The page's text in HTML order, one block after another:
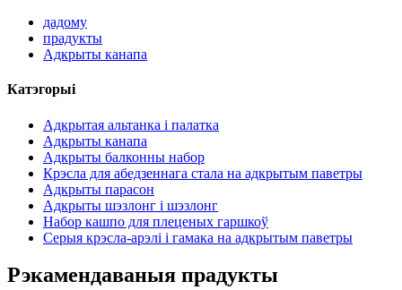
дадому
прадукты
Адкрыты канапа
Катэгорыі
Адкрытая альтанка і палатка
Адкрыты канапа
Адкрыты балконны набор
Крэсла для абедзеннага стала на адкрытым паветры
Адкрыты парасон
Адкрыты шэзлонг і шэзлонг
Набор кашпо для плеценых гаршкоў
Серыя крэсла-арэлі і гамака на адкрытым паветры
Рэкамендаваныя прадукты